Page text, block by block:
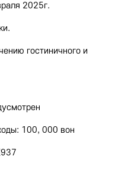
2025г.
гостиничного и
100, 000 вон
937